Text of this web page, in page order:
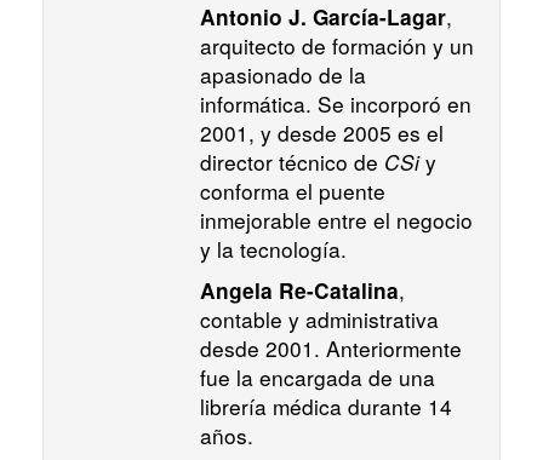
Antonio J. García-Lagar,
arquitecto de formación y un
apasionado de la
informática. Se incorporó en
2001, y desde 2005 es el
director técnico de CSiy
conforma el puente
inmejorable entre el negocio
y la tecnología.
Angela Re-Catalina,
contable y administrativa
desde 2001. Anteriormente
fue la encargada de una
librería médica durante 14
años.